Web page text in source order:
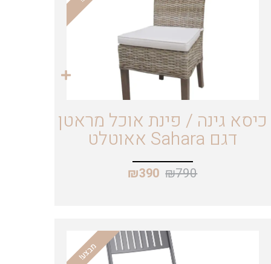
כיסא גינה / פינת אוכל מראטן
דגם Sahara אאוטלט
₪790
₪390
מבצע!